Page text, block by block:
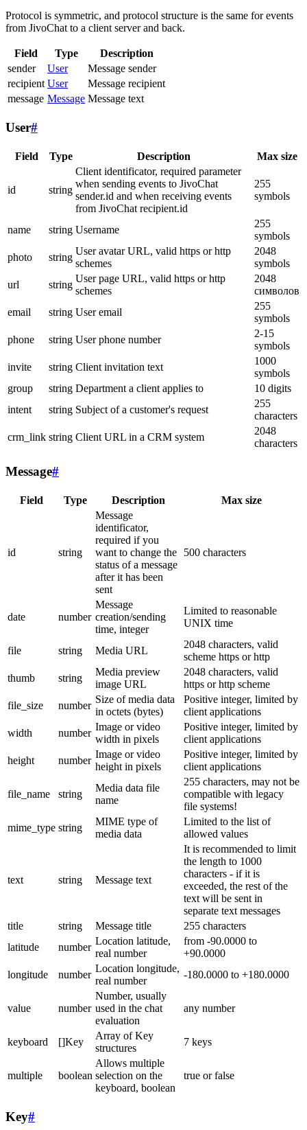
Protocol is symmetric, and protocol structure is the same for events
from JivoChat to a client server and back.
Field Type
Description
sender
User
Message sender
recipient User
Message recipient
message Message Message text
User#
Field Type Description Max size
id string
Client identificator, required parameter
when sending events to JivoChat
sender.id and when receiving events
from JivoChat recipient.id
255
symbols
name string Username
255
symbols
photo
string
User avatar URL, valid https or http
schemes
2048
symbols
url
string
User page URL, valid https or http
schemes
2048
символов
email
string User email
255
symbols
phone
string User phone number
2-15
symbols
invite
string Client invitation text
1000
symbols
group
string Department a client applies to
10 digits
intent
string Subject of a customer's request
255
characters
crm_link string Client URL in a CRM system
2048
characters
Message#
Field Type Description Max size
id string
Message
identificator,
required if you
want to change the
status of a message
after it has been
sent
500 characters
date number
Message
creation/sending
time, integer
Limited to reasonable
UNIX time
file string Media URL
2048 characters, valid
scheme https or http
thumb
string
Media preview
image URL
2048 characters, valid
https or http scheme
file_size
number
Size of media data
in octets (bytes)
Positive integer, limited by
client applications
width
number
Image or video
width in pixels
Positive integer, limited by
client applications
height
number
Image or video
height in pixels
Positive integer, limited by
client applications
file_name string
Media data file
name
255 characters, may not be
compatible with legacy
file systems!
mime_type string
MIME type of
media data
Limited to the list of
allowed values
text string Message text
It is recommended to limit
the length to 1000
characters - if it is
exceeded, the rest of the
text will be sent in
separate text messages
title
string Message title
255 characters
latitude
number
Location latitude,
real number
from -90.0000 to
+90.0000
longitude
number
Location longitude,
real number
-180.0000 to +180.0000
value number
Number, usually
used in the chat
evaluation
any number
keyboard []Key
Array of Key
structures
7 keys
multiple boolean
Allows multiple
selection on the
keyboard, boolean
true or false
Key#